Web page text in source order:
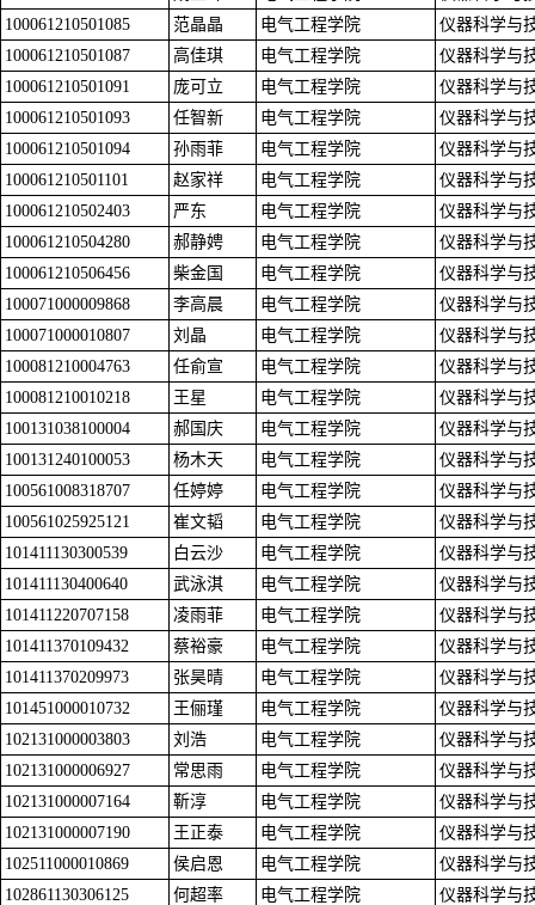
100061210501085
范晶晶 电气工程学院
仪器科学与
100061210501087
高佳琪 电气工程学院
仪器科学与
100061210501091
庞可立 电气工程学院
仪器科学与
100061210501093
任智新 电气工程学院
仪器科学与
100061210501094
孙雨菲 电气工程学院
仪器科学与
100061210501101
赵家祥 电气工程学院
仪器科学与
100061210502403
严东 电气工程学院
仪器科学与
100061210504280
郝静娉 电气工程学院
仪器科学与
100061210506456
柴金国 电气工程学院
仪器科学与
100071000009868
李高晨 电气工程学院
仪器科学与
100071000010807
刘晶 电气工程学院
仪器科学与
100081210004763
任俞宣 电气工程学院
仪器科学与
100081210010218
王星 电气工程学院
仪器科学与
100131038100004
郝国庆 电气工程学院
仪器科学与
100131240100053
杨木天 电气工程学院
仪器科学与
100561008318707
任婷婷 电气工程学院
仪器科学与
100561025925121
崔文韬 电气工程学院
仪器科学与
101411130300539
白云沙 电气工程学院
仪器科学与
101411130400640
武泳淇 电气工程学院
仪器科学与
101411220707158
凌雨菲 电气工程学院
仪器科学与
101411370109432
蔡裕豪 电气工程学院
仪器科学与
101411370209973
张昊晴 电气工程学院
仪器科学与
101451000010732
王俪瑾 电气工程学院
仪器科学与
102131000003803
刘浩 电气工程学院
仪器科学与
102131000006927
常思雨 电气工程学院
仪器科学与
102131000007164
靳淳 电气工程学院
仪器科学与
102131000007190
王正泰 电气工程学院
仪器科学与
102511000010869
侯启恩 电气工程学院
仪器科学与
102861130306125
何超率 电气工程学院
仪器科学与